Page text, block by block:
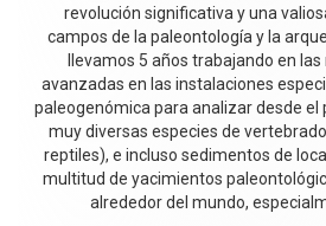
revolución significativa y una
campos de la paleontología y la
llevamos 5 años trabajando en
avanzadas en las instalaciones
paleogenómica para analizar desde el
muy diversas especies de
reptiles), e incluso sedimentos de
multitud de yacimientos
alrededor del mundo,